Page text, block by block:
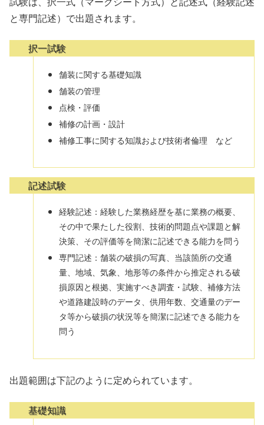
と専門記述）で出題されます。
択一試験
舗装に関する基礎知識
舗装の管理
点検・評価
補修の計画・設計
補修工事に関する知識および技術者倫理 など
記述試験
経験記述：経験した業務経歴を基に業務の概要、
その中で果たした役割、技術的問題点や課題と解
決策、その評価等を簡潔に記述できる能力を問う
専門記述：舗装の破損の写真、当該箇所の交通
量、地域、気象、地形等の条件から推定される破
損原因と根拠、実施すべき調査・試験、補修方法
や道路建設時のデータ、供用年数、交通量のデー
タ等から破損の状況等を簡潔に記述できる能力を
問う
出題範囲は下記のように定められています。
基礎知識